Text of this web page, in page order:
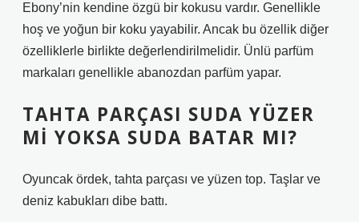
Ebony’nin kendine özgü bir kokusu vardır. Genellikle
hoş ve yoğun bir koku yayabilir. Ancak bu özellik diğer
özelliklerle birlikte değerlendirilmelidir. Ünlü parfüm
markaları genellikle abanozdan parfüm yapar.
TAHTA PARÇASI SUDA YÜZER
MI YOKSA SUDA BATAR MI?
Oyuncak ördek, tahta parçası ve yüzen top. Taşlar ve
deniz kabukları dibe battı.